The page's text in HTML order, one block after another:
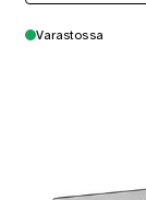
Varastossa